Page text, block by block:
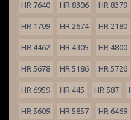
HR 7640 HR 8306 HR 8379
HR 1709 HR 2674 HR 2180
HR 4462 HR 4305 HR 4800
HR 5678 HR 5186 HR 5726
HR 6959 HR 445 HR 587
HR 5609 HR 5857 HR 6469